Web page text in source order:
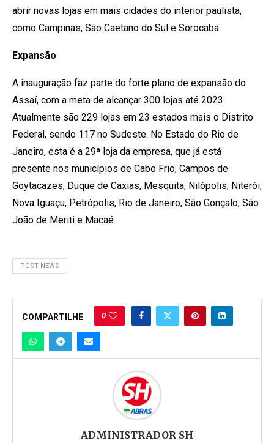
abrir novas lojas em mais cidades do interior paulista,
como Campinas, São Caetano do Sul e Sorocaba.
Expansão
A inauguração faz parte do forte plano de expansão do
Assaí, com a meta de alcançar 300 lojas até 2023.
Atualmente são 229 lojas em 23 estados mais o Distrito
Federal, sendo 117 no Sudeste. No Estado do Rio de
Janeiro, esta é a 29ª loja da empresa, que já está
presente nos municípios de Cabo Frio, Campos de
Goytacazes, Duque de Caxias, Mesquita, Nilópolis, Niterói,
Nova Iguaçu, Petrópolis, Rio de Janeiro, São Gonçalo, São
João de Meriti e Macaé.
POST NEWS
COMPARTILHE 0
ADMINISTRADOR SH